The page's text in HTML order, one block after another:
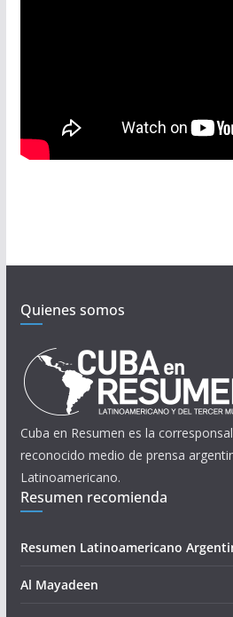
Quienes somos
Cuba en Resumen es la
reconocido medio de prensa
Latinoamericano.
Resumen recomienda
Resumen Latinoamericano
Al Mayadeen